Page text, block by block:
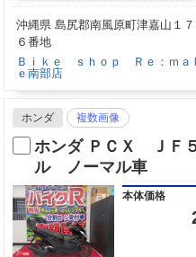
沖縄県 島尻郡南風原町津嘉山１７
６番地
Ｂｉｋｅ ｓｈｏｐ Ｒｅ：ｍａ
ｅ南部店
ホンダ 複数画像
ホンダ ＰＣＸ ＪＦ
ル ノーマル車
本体価格